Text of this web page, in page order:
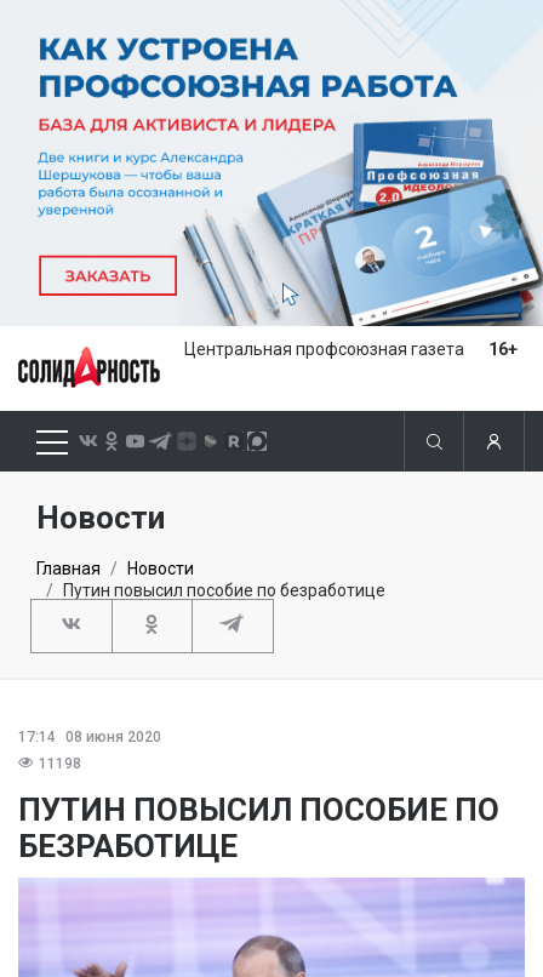
Центральная профсоюзная газета 16+
Новости
Главная
Новости
Путин повысил пособие по безработице
17:14
08 июня 2020
11198
ПУТИН ПОВЫСИЛ ПОСОБИЕ ПО
БЕЗРАБОТИЦЕ